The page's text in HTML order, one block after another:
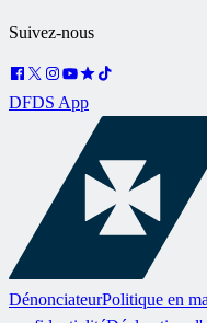
Suivez-nous
DFDS App
DénonciateurPolitique en